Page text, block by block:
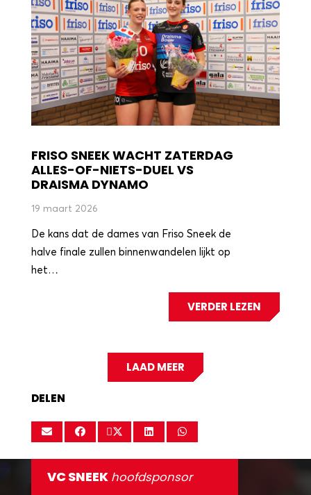
FRISO SNEEK WACHT ZATERDAG
ALLES-OF-NIETS-DUEL VS
DRAISMA DYNAMO
19 maart 2026
De kans dat de dames van Friso Sneek de
halve finale zullen binnenwandelen lijkt op
het…
VERDER LEZEN
LAAD MEER
DELEN
VC SNEEK hoofdsponsor